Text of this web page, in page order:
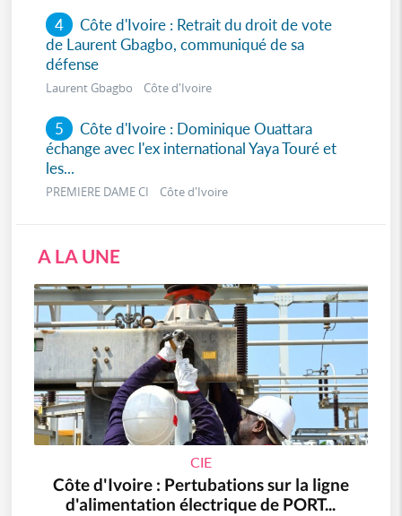
4 Côte d'Ivoire : Retrait du droit de vote
de Laurent Gbagbo, communiqué de sa
défense
Laurent Gbagbo Côte d'Ivoire
5 Côte d'Ivoire : Dominique Ouattara
échange avec l'ex international Yaya Touré et
les...
PREMIERE DAME CI Côte d'Ivoire
A LA UNE
CIE
Côte d'Ivoire : Pertubations sur la ligne
d'alimentation électrique de PORT...